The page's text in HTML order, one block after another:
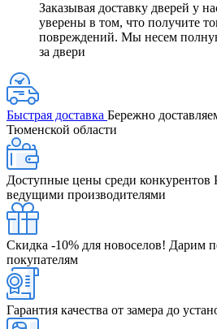
Заказывая доставку дверей у
уверены в том, что получите
повреждений. Мы несем
за двери
Быстрая доставка Бережно
Тюменской области
Доступные цены среди конкурентов
ведущими производителями
Скидка -10% для новоселов! Дарим
покупателям
Гарантия качества от замера до